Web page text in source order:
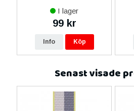
I lager
99 kr
Info Köp
Senast visade